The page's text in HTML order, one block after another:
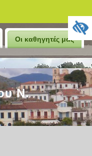
Οι καθηγητές μας
Ν.